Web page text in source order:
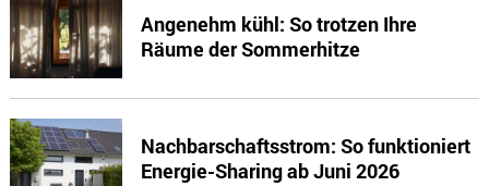
Angenehm kühl: So trotzen Ihre
Räume der Sommerhitze
Nachbarschaftsstrom: So funktioniert
Energie-Sharing ab Juni 2026